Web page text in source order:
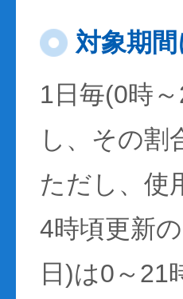
対象期
1日毎(0時
し、その割
ただし、使
4時頃更新
日)は0～21